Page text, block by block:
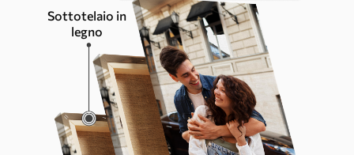
Sottotelaio in
legno